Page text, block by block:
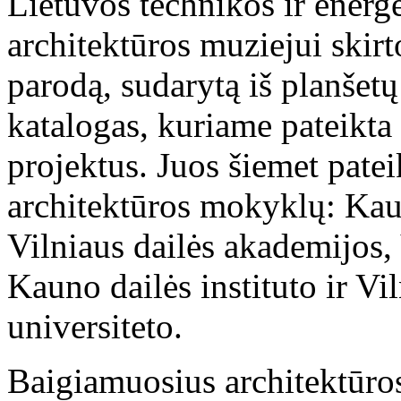
architektūros muziejui
parodą, sudarytą iš
katalogas, kuriame
projektus. Juos šiemet
architektūros mokyklų:
Vilniaus dailės
Kauno dailės instituto ir
universiteto.
Baigiamuosius